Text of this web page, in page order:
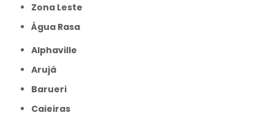
Zona Leste
Água Rasa
Alphaville
Arujá
Barueri
Caieiras